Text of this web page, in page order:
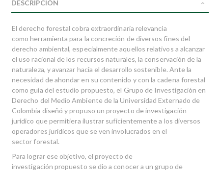
DESCRIPCIÓN
El derecho forestal cobra extraordinaria relevancia
como herramienta para la concreción de diversos fines del
derecho ambiental, especialmente aquellos relativos a alcanzar
el uso racional de los recursos naturales, la conservación de la
naturaleza, y avanzar hacia el desarrollo sostenible. Ante la
necesidad de ahondar en su contenido y con la cadena forestal
como guía del estudio propuesto, el Grupo de Investigación en
Derecho del Medio Ambiente de la Universidad Externado de
Colombia diseñó y propuso un proyecto de investigación
jurídico que permitiera ilustrar suficientemente a los diversos
operadores jurídicos que se ven involucrados en el
sector forestal.
Para lograr ese objetivo, el proyecto de
investigación propuesto se dio a conocer a un grupo de